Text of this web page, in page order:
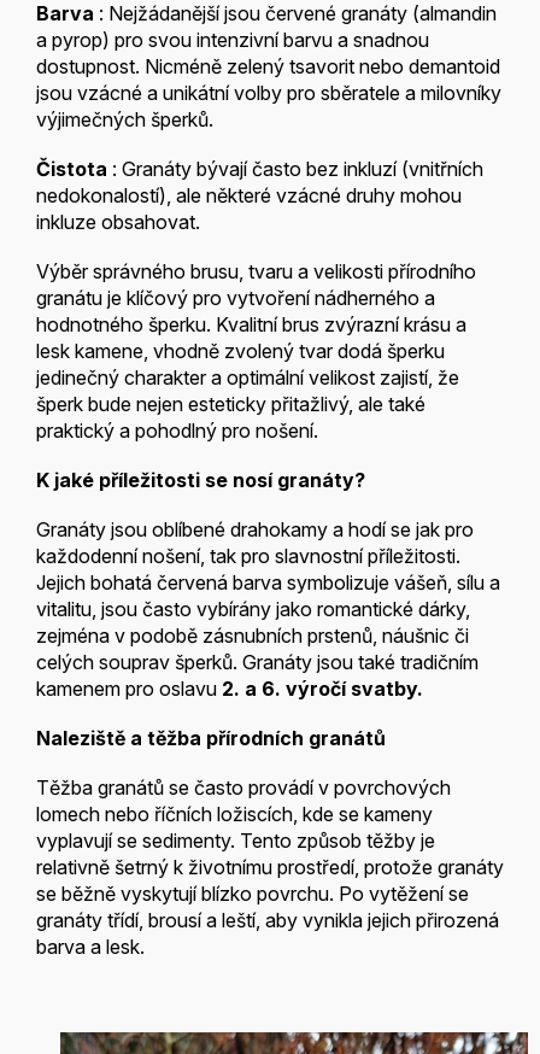
Barva : Nejžádanější jsou červené granáty (almandin
a pyrop) pro svou intenzivní barvu a snadnou
dostupnost. Nicméně zelený tsavorit nebo demantoid
jsou vzácné a unikátní volby pro sběratele a milovníky
výjimečných šperků.
Čistota : Granáty bývají často bez inkluzí (vnitřních
nedokonalostí), ale některé vzácné druhy mohou
inkluze obsahovat.
Výběr správného brusu, tvaru a velikosti přírodního
granátu je klíčový pro vytvoření nádherného a
hodnotného šperku. Kvalitní brus zvýrazní krásu a
lesk kamene, vhodně zvolený tvar dodá šperku
jedinečný charakter a optimální velikost zajistí, že
šperk bude nejen esteticky přitažlivý, ale také
praktický a pohodlný pro nošení.
K jaké příležitosti se nosí granáty?
Granáty jsou oblíbené drahokamy a hodí se jak pro
každodenní nošení, tak pro slavnostní příležitosti.
Jejich bohatá červená barva symbolizuje vášeň, sílu a
vitalitu, jsou často vybírány jako romantické dárky,
zejména v podobě zásnubních prstenů, náušnic či
celých souprav šperků. Granáty jsou také tradičním
kamenem pro oslavu 2. a 6. výročí svatby.
Naleziště a těžba přírodních granátů
Těžba granátů se často provádí v povrchových
lomech nebo říčních ložiscích, kde se kameny
vyplavují se sedimenty. Tento způsob těžby je
relativně šetrný k životnímu prostředí, protože granáty
se běžně vyskytují blízko povrchu. Po vytěžení se
granáty třídí, brousí a leští, aby vynikla jejich přirozená
barva a lesk.